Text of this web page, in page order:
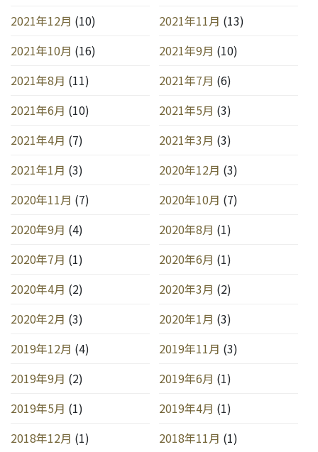
2021年12月 (10) 2021年11月 (13)
2021年10月 (16) 2021年9月 (10)
2021年8月 (11) 2021年7月 (6)
2021年6月 (10) 2021年5月 (3)
2021年4月 (7) 2021年3月 (3)
2021年1月 (3) 2020年12月 (3)
2020年11月 (7) 2020年10月 (7)
2020年9月 (4) 2020年8月 (1)
2020年7月 (1) 2020年6月 (1)
2020年4月 (2) 2020年3月 (2)
2020年2月 (3) 2020年1月 (3)
2019年12月 (4) 2019年11月 (3)
2019年9月 (2) 2019年6月 (1)
2019年5月 (1) 2019年4月 (1)
2018年12月 (1) 2018年11月 (1)